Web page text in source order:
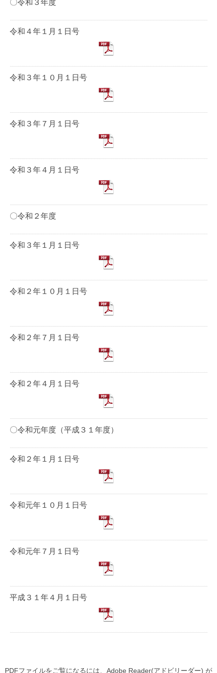
〇令和３年度
令和４年１月１日号
令和３年１０月１日号
令和３年７月１日号
令和３年４月１日号
〇令和２年度
令和３年１月１日号
令和２年１０月１日号
令和２年７月１日号
令和２年４月１日号
〇令和元年度（平成３１年度）
令和２年１月１日号
令和元年１０月１日号
令和元年７月１日号
平成３１年４月１日号
PDFファイルをご覧になるには、Adobe Reader(アドビリーダー) が